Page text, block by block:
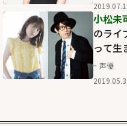
小松未
のライ
って生
声優